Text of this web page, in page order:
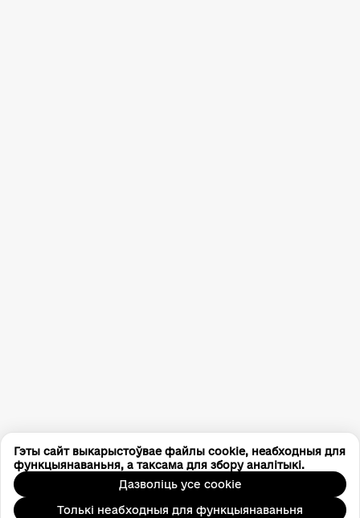
Гэты сайт выкарыстоўвае файлы cookie, неабходныя для
функцыянаваньня, а таксама для збору аналітыкі.
Дазволіць усе cookie
Толькі неабходныя для функцыянаваньня